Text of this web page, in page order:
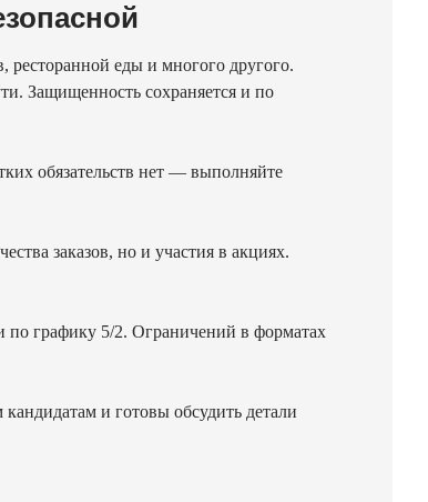
ресторанной еды и многого другого.
Защищенность сохраняется и по
обязательств нет — выполняйте
заказов, но и участия в акциях.
по графику 5/2. Ограничений в форматах
и готовы обсудить детали